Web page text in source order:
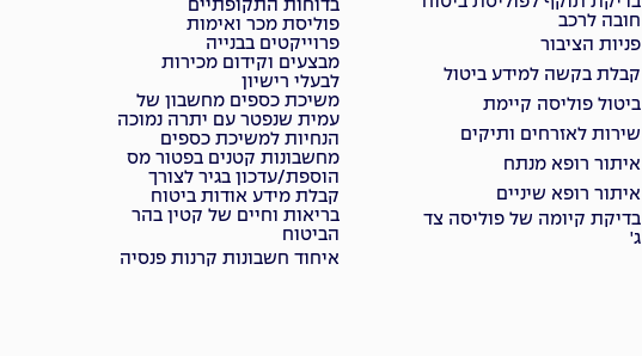
חובה לרכב
פניות הציבור
קבלת בקשה למידע ביטול
ביטול פוליסה קיימת
שירות לאזרחים ותיקים
איתור רופא מנתח
איתור רופא שיניים
בדיקת קיומה של פוליסה צד
ג'
בדוחות התקופתיים
פוליסת מכר ואימות
פרוייקטים בבנייה
מבצעים וקידום מכירות
לבעלי רישיון
משיכת כספים מחשבון של
עמית שנפטר עם יתרה נמוכה
הנחיות למשיכת כספים
מחשבונות קטנים בפטור מס
הוספת/עדכון בגיר לצורך
קבלת מידע אודות ביטוח
בריאות וחיים של קטין בהר
הביטוח
איחוד חשבונות קרנות פנסיה